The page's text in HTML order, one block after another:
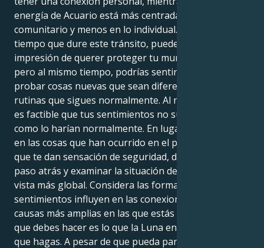
energía de Acuario está más centrada en lo
comunitario y menos en lo individual. Durante el
tiempo que dure este tránsito, puedes tener la
impresión de querer proteger tu mundo interior,
pero al mismo tiempo, podrías sentirte tentado a
probar cosas nuevas que sean diferentes de las
rutinas que sigues normalmente. Al mismo tiempo,
es factible que tus sentimientos no surjan de la nada
como lo harían normalmente. En lugar de centrarte
en las cosas que han ocurrido en el pasado o en las
que te dan sensación de seguridad, deberías dar un
paso atrás y examinar la situación desde un punto de
vista más global. Considera las formas en que tus
sentimientos influyen en las conexiones, grupos y
causas más amplias en las que estás involucrado. Lo
que debes hacer es lo que la Luna en Acuario quiere
que hagas. A pesar de que pueda parecer que no es